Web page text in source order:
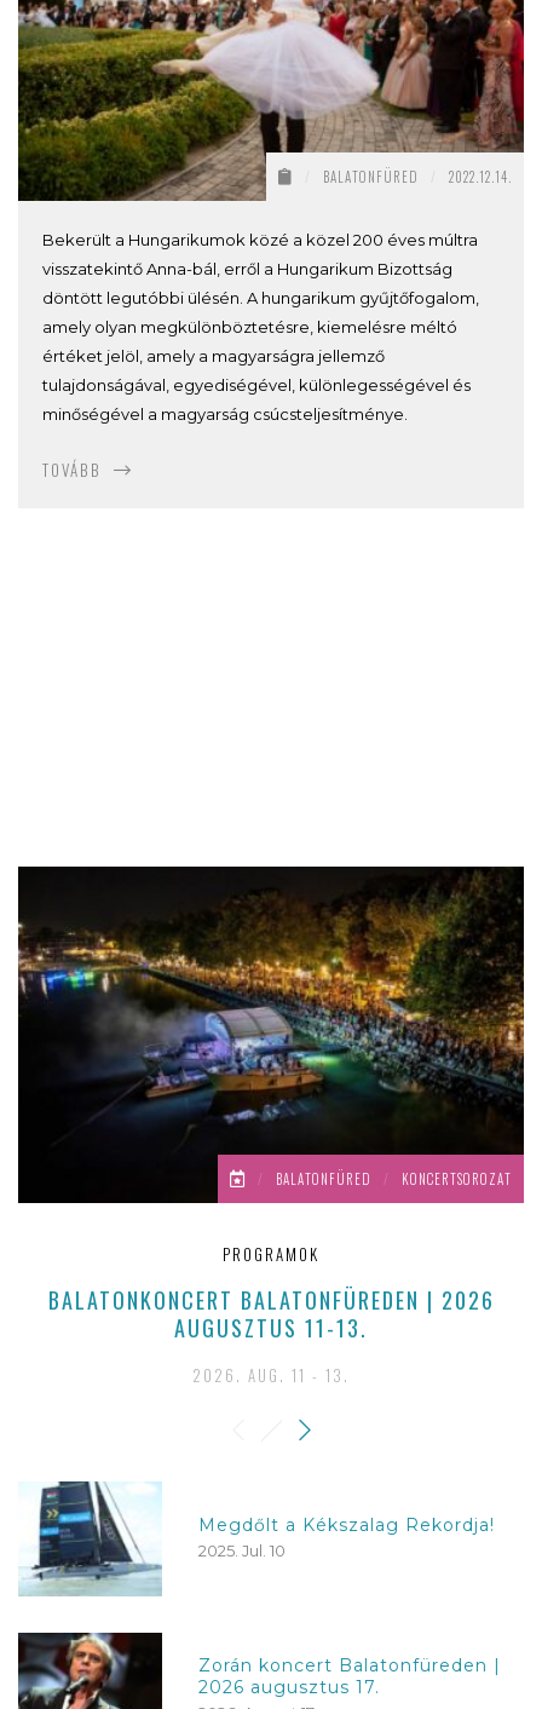
BALATONFÜRED 2022.12.14.
Bekerült a Hungarikumok közé a közel 200 éves múltra
visszatekintő Anna-bál, erről a Hungarikum Bizottság
döntött legutóbbi ülésén. A hungarikum gyűjtőfogalom,
amely olyan megkülönböztetésre, kiemelésre méltó
értéket jelöl, amely a magyarságra jellemző
tulajdonságával, egyediségével, különlegességével és
minőségével a magyarság csúcsteljesítménye.
TOVÁBB
/ BALATONFÜRED / KONCERTSOROZAT
PROGRAMOK
BALATONKONCERT BALATONFÜREDEN | 2026
AUGUSZTUS 11-13.
2026. AUG. 11 - 13.
Megdőlt a Kékszalag Rekordja!
2025. Jul. 10
Zorán koncert Balatonfüreden |
2026 augusztus 17.